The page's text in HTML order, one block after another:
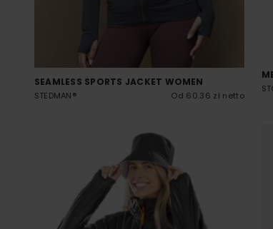
SEAMLESS SPORTS JACKET WOMEN
STEDMAN® Od 60.36 zł netto